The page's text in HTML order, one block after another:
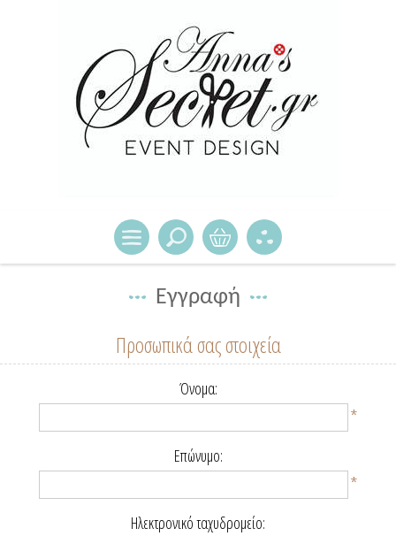
Εγγραφή
Προσωπικά σας στοιχεία
Όνομα:
*
Επώνυμο:
*
Ηλεκτρονικό ταχυδρομείο: